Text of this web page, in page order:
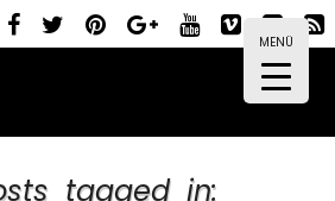
MENÜ
tagged in: